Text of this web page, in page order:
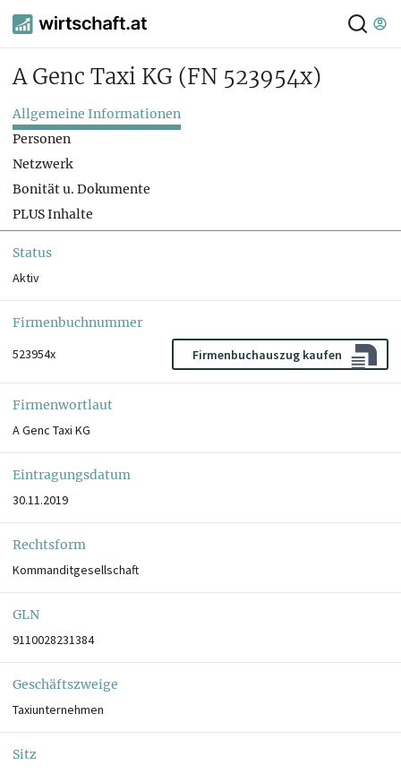
A Genc Taxi KG (FN 523954x)
Allgemeine Informationen
Personen
Netzwerk
Bonität u. Dokumente
PLUS Inhalte
Status
Aktiv
Firmenbuchnummer
523954x
Firmenbuchauszug kaufen
Firmenwortlaut
A Genc Taxi KG
Eintragungsdatum
30.11.2019
Rechtsform
Kommanditgesellschaft
GLN
9110028231384
Geschäftszweige
Taxiunternehmen
Sitz